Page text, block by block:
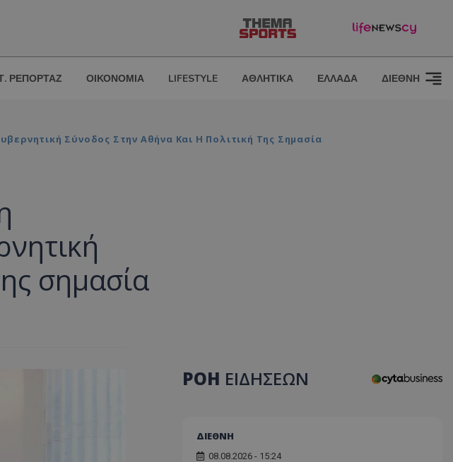
ΡΕΠΟΡΤΑΖ ΟΙΚΟΝΟΜΙΑ LIFESTYLE ΑΘΛΗΤΙΚΑ ΕΛΛΑΔΑ ΔΙΕΘΝΗ
Σύνοδος Στην Αθήνα Και Η Πολιτική Της Σημασία
σημασία
ΡΟΗ ΕΙΔΗΣΕΩΝ
ΔΙΕΘΝΗ
08.08.2026 - 15:24